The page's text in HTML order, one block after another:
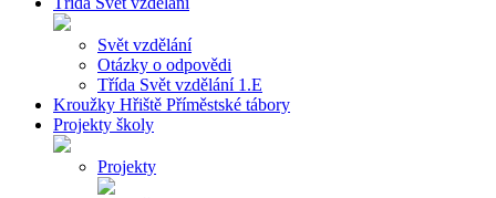
Svět vzdělání
Otázky o odpovědi
Třída Svět vzdělání 1.E
Kroužky Hřiště Příměstské tábory
Projekty školy
Projekty